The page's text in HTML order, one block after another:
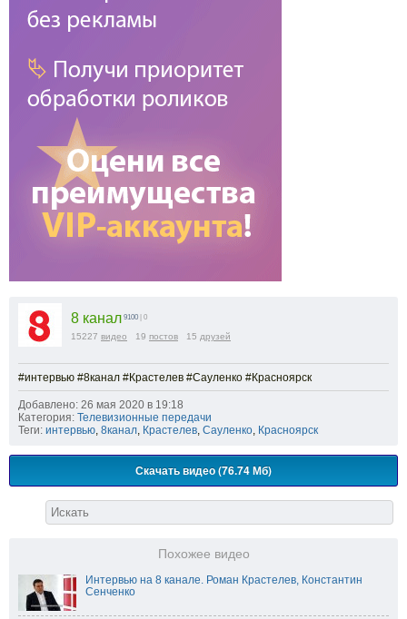
8 канал 9100 | 0
15227 видео 19 постов 15 друзей
#интервью #8канал #Крастелев #Сауленко #Красноярск
Добавлено: 26 мая 2020 в 19:18
Категория: Телевизионные передачи
Теги: интервью, 8канал, Крастелев, Сауленко, Красноярск
Скачать видео (76.74 Мб)
Похожее видео
Интервью на 8 канале. Роман Крастелев, Константин
Сенченко